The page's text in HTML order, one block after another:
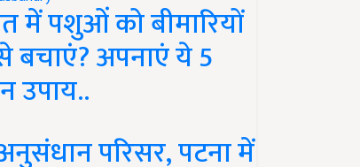
में पशुओं को बीमारियों
अपनाएं ये 5
उपाय..
परिसर, पटना में